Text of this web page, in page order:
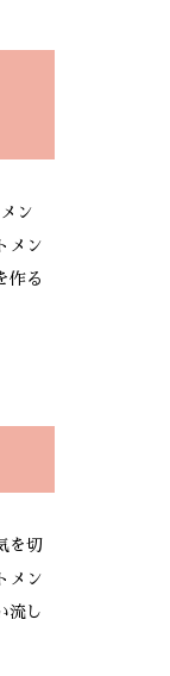
ン
メン
作る
を切
メン
流し